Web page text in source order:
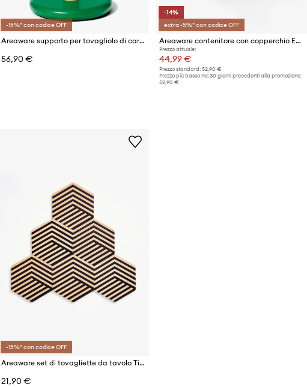
-15%* con codice OFF
Areaware supporto per tovagliolo di carta
56,90 €
-14%
extra -5%* con codice OFF
Areaware contenitore con copperchio Everything Nice 8 x 3 cm
Prezzo attuale:
44,99 €
Prezzo standard: 52,90 €
Prezzo più basso nei 30 giorni precedenti alla promozione:
52,90 €
-15%* con codice OFF
Areaware set di tovagliette da tavolo Tiles 9 x 8,5 cm pacco da 6
21,90 €